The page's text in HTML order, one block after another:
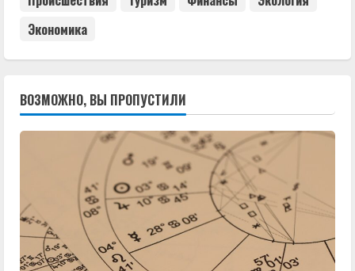
Экономика
ВОЗМОЖНО, ВЫ ПРОПУСТИЛИ